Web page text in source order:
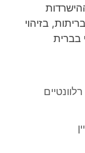
בזיהוי
בברית
רלוונטיים